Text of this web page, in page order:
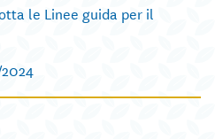
le Linee guida per il